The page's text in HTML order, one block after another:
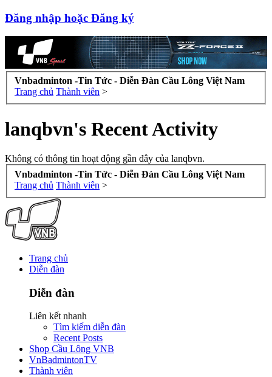
Đăng nhập hoặc Đăng ký
Vnbadminton -Tin Tức - Diễn Đàn Cầu Lông Việt Nam
Trang chủ Thành viên >
lanqbvn's Recent Activity
Không có thông tin hoạt động gần đây của lanqbvn.
Vnbadminton -Tin Tức - Diễn Đàn Cầu Lông Việt Nam
Trang chủ Thành viên >
Trang chủ
Diễn đàn
Diễn đàn
Liên kết nhanh
Tìm kiếm diễn đàn
Recent Posts
Shop Cầu Lông VNB
VnBadmintonTV
Thành viên